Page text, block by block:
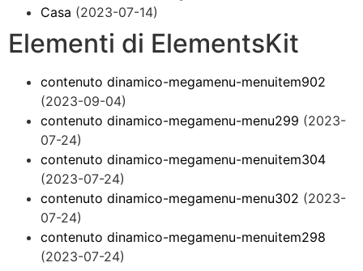
Casa (2023-07-14)
Elementi di ElementsKit
contenuto dinamico-megamenu-menuitem902
(2023-09-04)
contenuto dinamico-megamenu-menu299 (2023-
07-24)
contenuto dinamico-megamenu-menuitem304
(2023-07-24)
contenuto dinamico-megamenu-menu302 (2023-
07-24)
contenuto dinamico-megamenu-menuitem298
(2023-07-24)